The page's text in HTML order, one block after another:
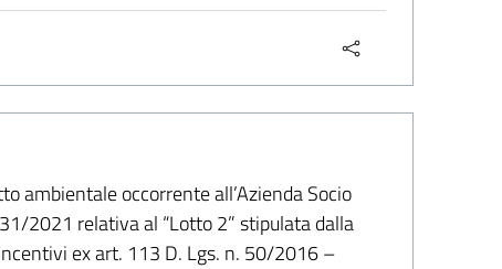
ambientale occorrente all’Azienda Socio
2021 relativa al “Lotto 2” stipulata dalla
ex art. 113 D. Lgs. n. 50/2016 –